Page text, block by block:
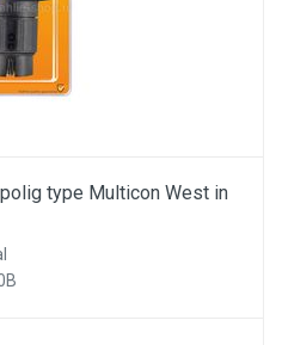
type Multicon West in